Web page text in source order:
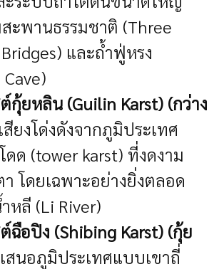
ะพานธรรมชาติ (Three
และถ้ำฟู่หรง
กุ้ยหลิน (Guilin Karst) (กว่าง
ยงโด่งดังจากภูมิประเทศ
ดด (tower karst) ที่งดงาม
า โดยเฉพาะอย่างยิ่งตลอด
หลี (Li River)
ฉือปิง (Shibing Karst) (กุ้ย
สนอภูมิประเทศแบบเขาถี่